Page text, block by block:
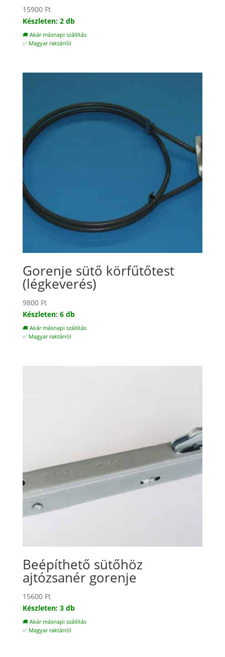
15900 Ft
Készleten: 2 db
🚚 Akár másnapi szállítás
✅ Magyar raktárról
Gorenje sütő körfűtőtest
(légkeverés)
9800 Ft
Készleten: 6 db
🚚 Akár másnapi szállítás
✅ Magyar raktárról
Beépíthető sütőhöz
ajtózsanér gorenje
15600 Ft
Készleten: 3 db
🚚 Akár másnapi szállítás
✅ Magyar raktárról